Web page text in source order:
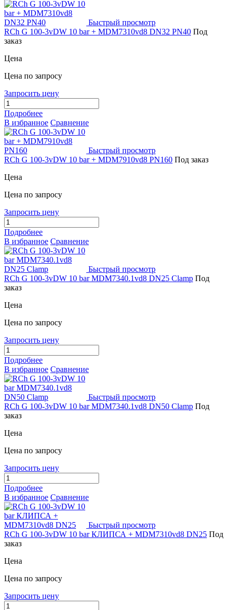
Быстрый просмотр
RCh G 100-3vDW 10 bar + MDM7310vd8 DN32 PN40 Под
заказ
Цена
Цена по запросу
Запросить цену
Подробнее
В избранное Сравнение
Быстрый просмотр
RCh G 100-3vDW 10 bar + MDM7910vd8 PN160 Под заказ
Цена
Цена по запросу
Запросить цену
Подробнее
В избранное Сравнение
Быстрый просмотр
RCh G 100-3vDW 10 bar MDM7340.1vd8 DN25 Clamp Под
заказ
Цена
Цена по запросу
Запросить цену
Подробнее
В избранное Сравнение
Быстрый просмотр
RCh G 100-3vDW 10 bar MDM7340.1vd8 DN50 Clamp Под
заказ
Цена
Цена по запросу
Запросить цену
Подробнее
В избранное Сравнение
Быстрый просмотр
RCh G 100-3vDW 10 bar КЛИПСА + MDM7310vd8 DN25 Под
заказ
Цена
Цена по запросу
Запросить цену